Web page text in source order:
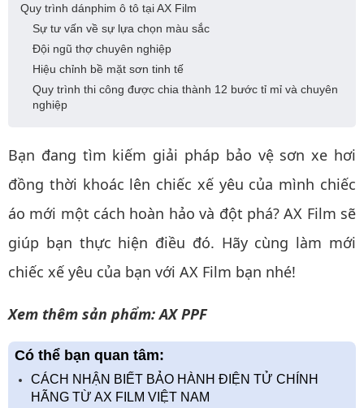
Quy trình dánphim ô tô tại AX Film
Sự tư vấn về sự lựa chọn màu sắc
Đội ngũ thợ chuyên nghiệp
Hiệu chỉnh bề mặt sơn tinh tế
Quy trình thi công được chia thành 12 bước tỉ mỉ và chuyên
nghiệp
Bạn đang tìm kiếm giải pháp bảo vệ sơn xe hơi
đồng thời khoác lên chiếc xế yêu của mình chiếc
áo mới một cách hoàn hảo và đột phá? AX Film sẽ
giúp bạn thực hiện điều đó. Hãy cùng làm mới
chiếc xế yêu của bạn với AX Film bạn nhé!
Xem thêm sản phẩm: AX PPF
Có thể bạn quan tâm:
CÁCH NHẬN BIẾT BẢO HÀNH ĐIỆN TỬ CHÍNH
HÃNG TỪ AX FILM VIỆT NAM